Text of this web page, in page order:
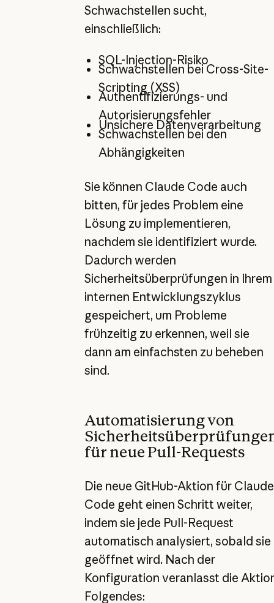
Schwachstellen sucht,
einschließlich:
SQL-Injection-Risiko
Schwachstellen bei Cross-Site-
Scripting (XSS)
Authentifizierungs- und
Autorisierungsfehler
Unsichere Datenverarbeitung
Schwachstellen bei den
Abhängigkeiten
Sie können Claude Code auch
bitten, für jedes Problem eine
Lösung zu implementieren,
nachdem sie identifiziert wurde.
Dadurch werden
Sicherheitsüberprüfungen in Ihrem
internen Entwicklungszyklus
gespeichert, um Probleme
frühzeitig zu erkennen, weil sie
dann am einfachsten zu beheben
sind.
Automatisierung von
für neue Pull-Requests
Die neue GitHub-Aktion für Claude
Code geht einen Schritt weiter,
indem sie jede Pull-Request
automatisch analysiert, sobald sie
geöffnet wird. Nach der
Konfiguration veranlasst die
Folgendes: